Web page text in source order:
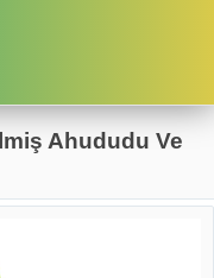
Ahududu Ve